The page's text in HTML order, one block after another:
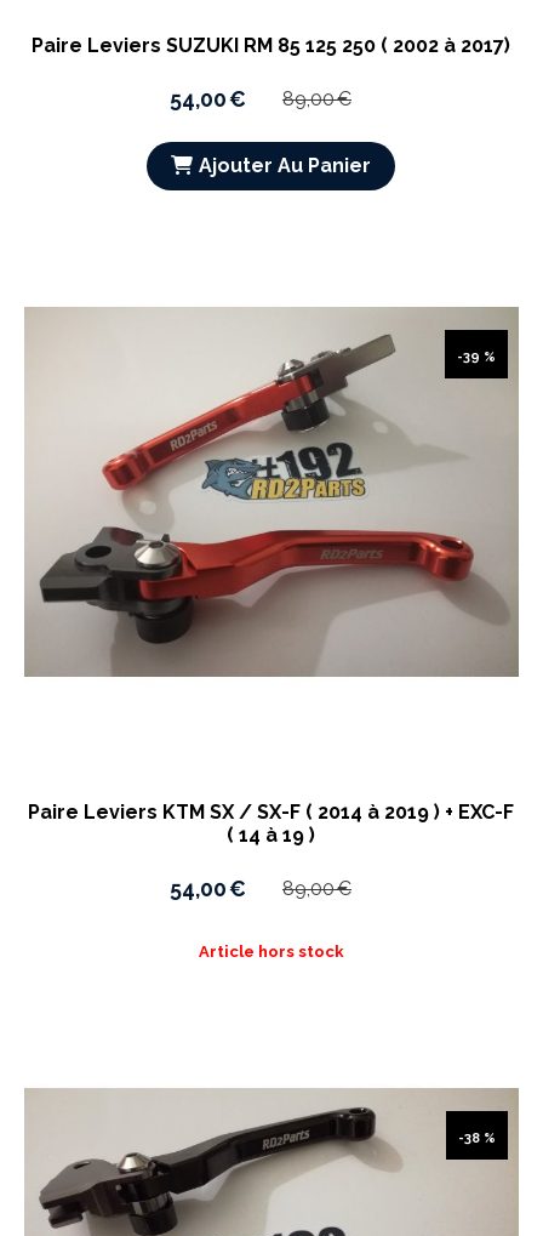
Paire Leviers SUZUKI RM 85 125 250 ( 2002 à 2017)
54,00€ 89,00€
Ajouter Au Panier
-39 %
Paire Leviers KTM SX / SX-F ( 2014 à 2019 ) + EXC-F
( 14 à 19 )
54,00€ 89,00€
Article hors stock
-38 %